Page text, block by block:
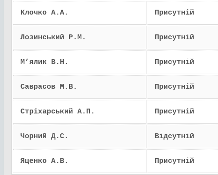
Клочко А.А. Присутній
Лозинський Р.М. Присутній
М’ялик В.Н. Присутній
Саврасов М.В. Присутній
Стріхарський А.П. Присутній
Чорний Д.С. Відсутній
Яценко А.В. Присутній